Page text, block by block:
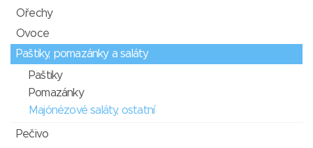
Ořechy
Ovoce
Paštiky, pomazánky a saláty
Paštiky
Pomazánky
Majónézové saláty, ostatní
Pečivo